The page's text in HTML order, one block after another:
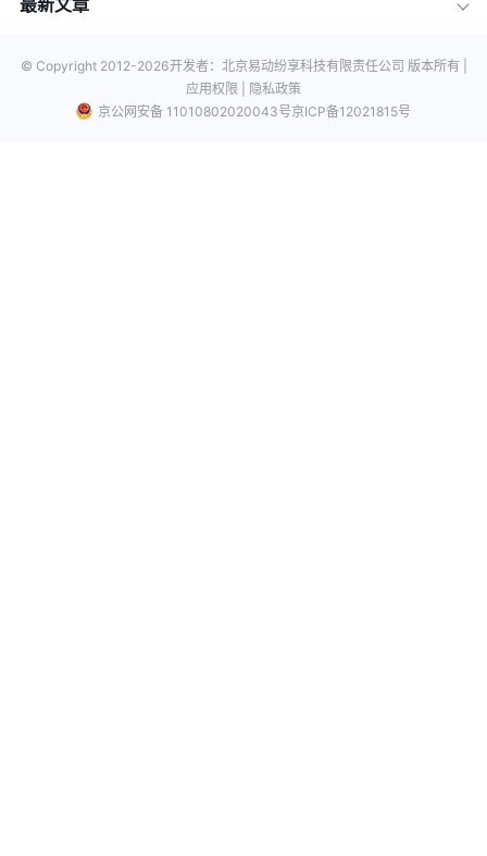
最新文章
© Copyright 2012-2026开发者：北京易动纷享科技有限责任公司 版本所有 |
应用权限 |
隐私政策
京公网安备 11010802020043号京ICP备12021815号